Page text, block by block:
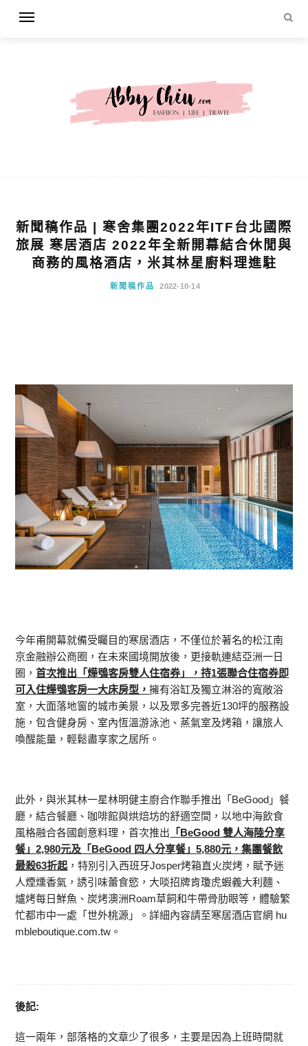
新聞稿作品 | 寒舍集團2022年ITF台北國際
旅展 寒居酒店 2022年全新開幕結合休閒與
商務的風格酒店，米其林星廚料理進駐
新聞稿作品 2022-10-14
今年甫開幕就備受矚目的寒居酒店，不僅位於著名的松江南
京金融辦公商圈，在未來國境開放後，更接軌連結亞洲一日
圈，首次推出「燁鴞客房雙人住宿券」，持1張聯合住宿券即
可入住燁鴞客房一大床房型，擁有浴缸及獨立淋浴的寬敞浴
室，大面落地窗的城市美景，以及眾多完善近130坪的服務設
施，包含健身房、室內恆溫游泳池、蒸氣室及烤箱，讓旅人
喚醒能量，輕鬆盡享家之居所。
此外，與米其林一星林明健主廚合作聯手推出「BeGood」餐
廳，結合餐廳、咖啡館與烘焙坊的舒適空間，以地中海飲食
風格融合各國創意料理，首次推出 「 BeGood雙人海陸分享
餐」2,980元及「 BeGood 四人分享餐」5,880元，集團餐飲
最殺63折起 ，特別引入西班牙Josper烤箱直火炭烤，賦予迷
人煙燻香氣，誘引味蕾食慾，大啖招牌肯瓊虎蝦義大利麵、
爐烤每日鮮魚、炭烤澳洲Roam草飼和牛帶骨肋眼等，體驗繁
忙都市中一處「世外桃源」。詳細內容請至寒居酒店官網 hu
mbleboutique.com.tw。
後記:
這一兩年，部落格的文章少了很多，主要是因為上班時間就